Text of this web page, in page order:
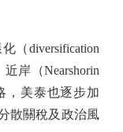
diversification
近岸（Nearshorin
，美泰也逐步加
散關稅及政治風